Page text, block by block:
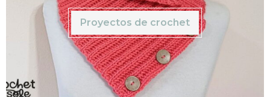
Proyectos de crochet